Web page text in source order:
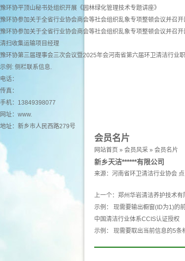
豫环协平顶山秘书处组织开展《园林绿化管理技术专题讲座》
豫环协参加关于全省行业协会商会等社会组织乱象专项整顿会议并召开
豫环协参加关于全省行业协会商会等社会组织乱象专项整顿会议并召开
清扫收集运输项目经理
豫环协第三届理事会三次会议暨2025年会河南省第六届环卫清洁行业
示例: 侧栏联系信息.
电话：
传真：
手机：13849398077
网址： www.
地址：新乡市人民西路279号
会员名片
网站首页 » 会员风采 » 会员名片
新乡天洁******有限公司
来源： 河南省环卫清洁行业协会
上一个： 郑州华岩清洁养护技术有
示例： 现需要输出橱窗(ID为1)的前
中国清洁行业体系CCIS认证授权
示例： 现需要取出当前信息的5